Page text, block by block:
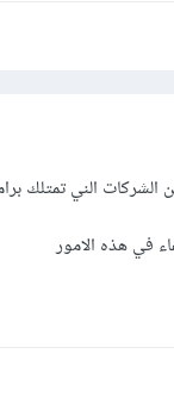
الني تمتلك
في هذه الامور